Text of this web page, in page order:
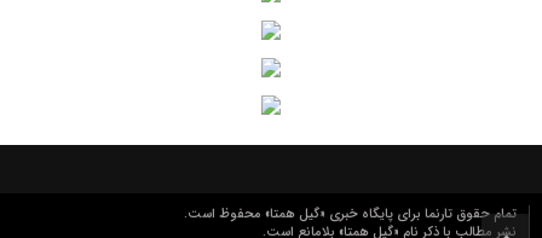
تمام حقوق تارنما برای پایگاه خبری «گیل همتا» محفوظ است.
نشر مطالب با ذکر نام «گیل همتا» بلامانع است.